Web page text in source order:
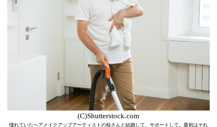
(C)Shutterstock.com
憧れていたヘアメイクアップアーティストの桂さんと結婚して、サポートして。最初はそれ